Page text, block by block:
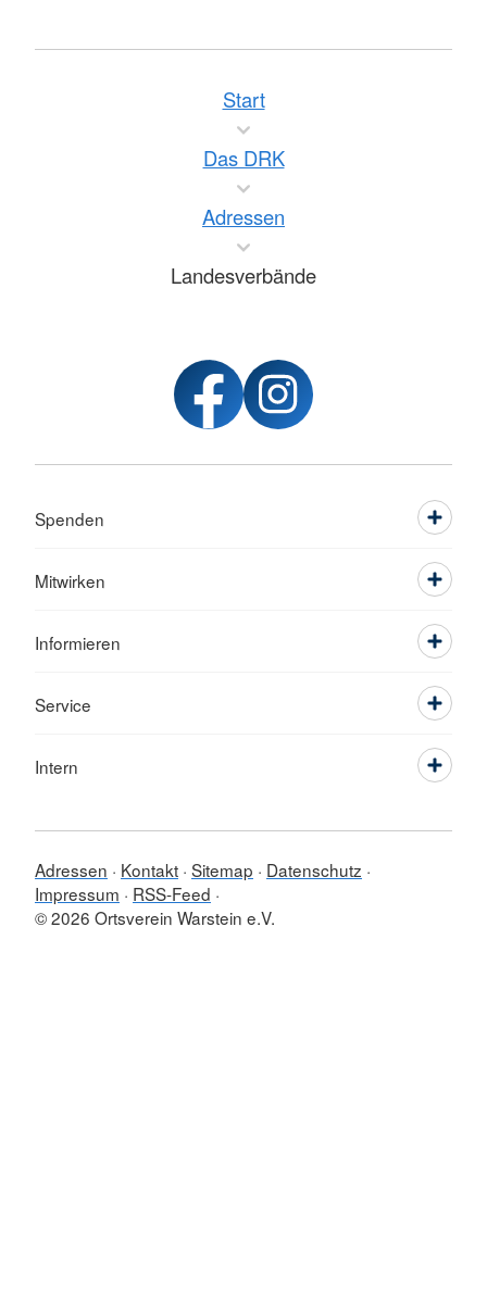
Start
Das DRK
Adressen
Landesverbände
Spenden
Mitwirken
Informieren
Service
Intern
Adressen Kontakt Sitemap
Datenschutz
Impressum
RSS-Feed
© 2026 Ortsverein Warstein e.V.